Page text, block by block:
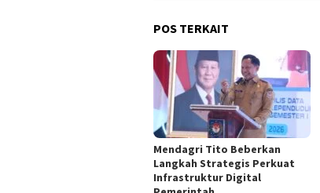
POS TERKAIT
Mendagri Tito Beberkan
Langkah Strategis Perkuat
Infrastruktur Digital